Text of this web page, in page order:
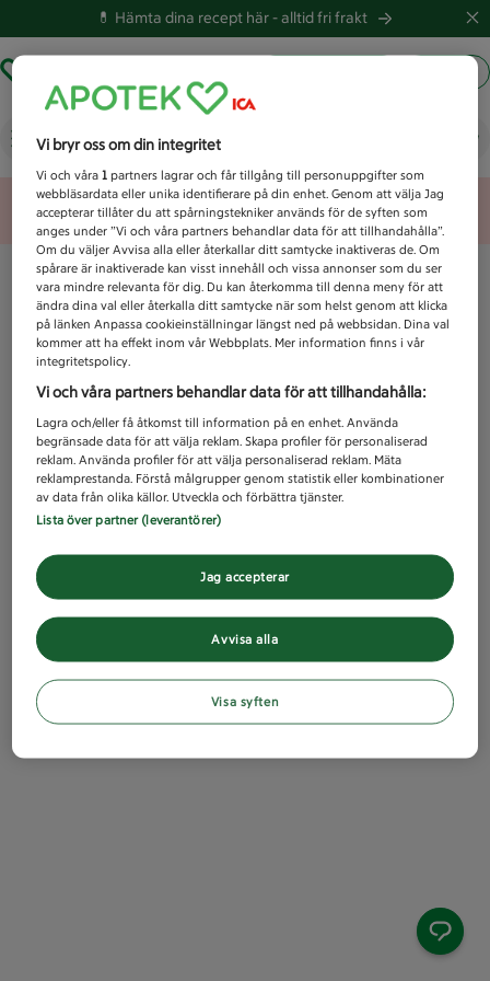
💊 Hämta dina recept här -alltid fri frakt
Vad letar du efter idag?
Unknown error
Vi bryr oss om din integritet
Vi och våra1 partners lagrar och får tillgång till personuppgifter som
webbläsardata eller unika identifierare på din enhet. Genom att välja Jag
accepterar tillåter du att spårningstekniker används för de syften som
anges under ”Vi och våra partners behandlar data för att tillhandahålla”.
Om du väljer Avvisa alla eller återkallar ditt samtycke inaktiveras de. Om
spårare är inaktiverade kan visst innehåll och vissa annonser som du ser
vara mindre relevanta för dig. Du kan återkomma till denna meny för att
ändra dina val eller återkalla ditt samtycke när som helst genom att klicka
på länken Anpassa cookieinställningar längst ned på webbsidan. Dina val
kommer att ha effekt inom vår Webbplats. Mer information finns i vår
integritetspolicy.
Vi och våra partners behandlar data för att tillhandahålla:
Lagra och/eller få åtkomst till information på en enhet. Använda
begränsade data för att välja reklam. Skapa profiler för personaliserad
reklam. Använda profiler för att välja personaliserad reklam. Mäta
reklamprestanda. Förstå målgrupper genom statistik eller kombinationer
av data från olika källor. Utveckla och förbättra tjänster.
Lista över partner (leverantörer)
Avvisa alla
Jag accepterar
Visa syften